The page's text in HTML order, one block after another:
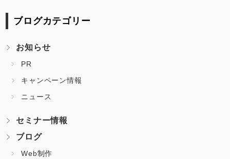
ブログカテゴリー
お知らせ
PR
キャンペーン情報
ニュース
セミナー情報
ブログ
Web制作